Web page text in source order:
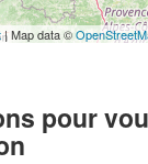
| Map data ©
pour